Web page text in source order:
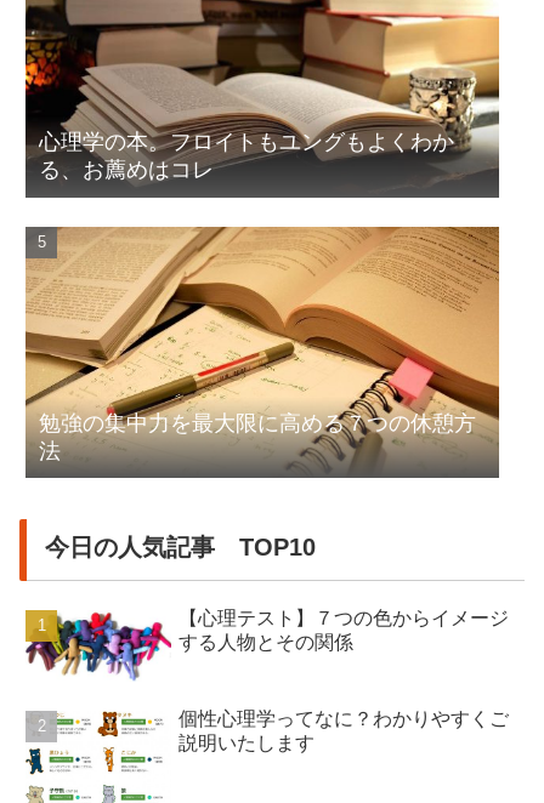
心理学の本。フロイトもユングもよくわか
る、お薦めはコレ
勉強の集中力を最大限に高める７つの休憩方
法
今日の人気記事 TOP10
【心理テスト】７つの色からイメージ
する人物とその関係
個性心理学ってなに？わかりやすくご
説明いたします